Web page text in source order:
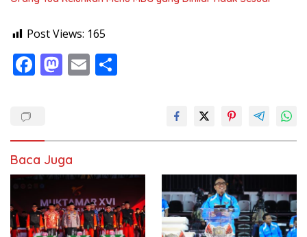
Post Views: 165
F
o
o
k
M
o
n
E
Baca Juga